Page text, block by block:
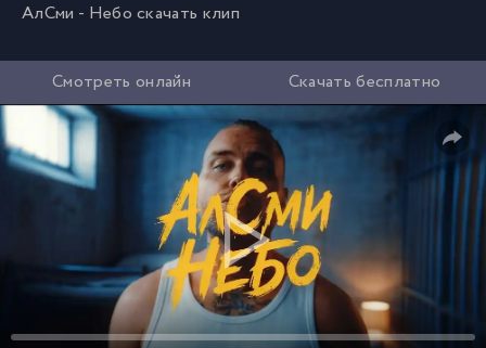
АлСми - Небо скачать клип
Смотреть онлайн Скачать бесплатно